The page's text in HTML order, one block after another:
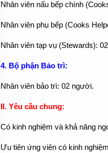
Nhân viên nấu bếp chính
Nhân viên phụ bếp (Cooks
Nhân viên tạp vụ (Stewards):
4. Bộ phận Bảo trì:
Nhân viên bảo trì: 02 người.
II. Yêu cầu chung:
Có kinh nghiệm và khả năng
Ưu tiên ứng viên có kinh